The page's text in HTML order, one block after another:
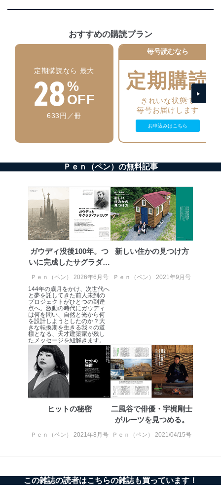
アクセス制御
個人データを取り扱うことのできる機器及び当該
機器を取り扱う従業者を明確化し、 個人データへ
の不要なアクセスを防止しています。
アクセス者の識別と認証
機器に標準装備されているユーザー制御機能（ユ
ーザーアカウント制御）により、個人情報データ
ベース等を取り扱う情報システムを使用する従業
者を識別・認証しています。
外部からの不正アクセス等の防止
個人データを取り扱う機器等にセキュリティ対策
により、これを最新状態としています。
情報システムの使用に伴う漏洩等の防止
メール等により個人データの含まれるファイルを
送信する場合に、当該ファイルへのパスワードを
設定しています。
個人情報保護マネジメントシステムの継続的改善
じて、個人情報保護マネジメントシステムを継続的に改
善し、常に最良の状態を維持します。
苦情及び相談受付け窓口
貴殿の個人情報及び当社の個人情報保護マネジメントシ
ステムに関するご相談及び苦情については以下までご連
絡ください。
適切、かつ迅速に対応させていただきます。
株式会社富士山マガジンサービス 個人情報問い合わせ
係
TEL：0570-200-223
FAX：03-5459-7073
e-mail： cs@fujisan.co.jp
制定：2005年4月1日
１．個人情報保護管理者
おすすめの購読プラン
定期購読なら 最大
28%
OFF
633円／冊
毎号読むなら
定期購読
きれいな状態で
毎号お届けします
お申込みはこちら
Ｐｅｎ（ペン）の無料記事
ガウディ没後100年。つ
いに完成したサグラダ・
ファミリ...
Ｐｅｎ（ペン） 2026年6月号
144年の歳月をかけ、次世代へ
と夢を託してきた前人未到の
プロジェクトがひとつの到達
点へ。激動の時代にガウディ
は何を問い、自然と光から何
を設計しようとしたのか？大
きな転換期を生きる我々の道
標となる、天才建築家が残し
たメッセージを紐解きます。
新しい住かの見つけ方
Ｐｅｎ（ペン） 2021年9月号
ヒットの秘密
Ｐｅｎ（ペン） 2021年8月号
二風谷で俳優・宇梶剛士
がルーツを見つめる。
Ｐｅｎ（ペン） 2021/04/15号
この雑誌の読者はこちらの雑誌も買っています！